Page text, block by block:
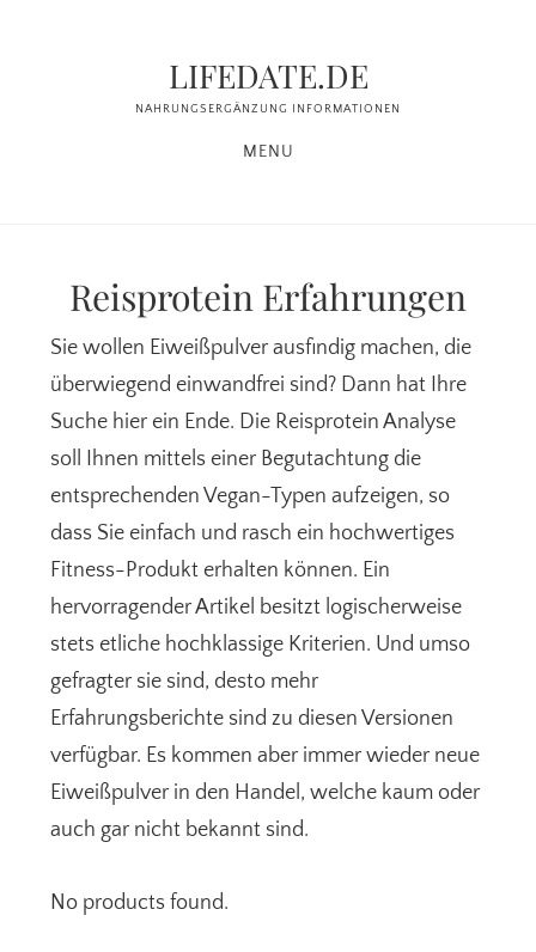
LIFEDATE.DE
NAHRUNGSERGÄNZUNG INFORMATIONEN
MENU
Reisprotein Erfahrungen
Sie wollen Eiweißpulver ausfindig machen, die
überwiegend einwandfrei sind? Dann hat Ihre
Suche hier ein Ende. Die Reisprotein Analyse
soll Ihnen mittels einer Begutachtung die
entsprechenden Vegan-Typen aufzeigen, so
dass Sie einfach und rasch ein hochwertiges
Fitness-Produkt erhalten können. Ein
hervorragender Artikel besitzt logischerweise
stets etliche hochklassige Kriterien. Und umso
gefragter sie sind, desto mehr
Erfahrungsberichte sind zu diesen Versionen
verfügbar. Es kommen aber immer wieder neue
Eiweißpulver in den Handel, welche kaum oder
auch gar nicht bekannt sind.
No products found.